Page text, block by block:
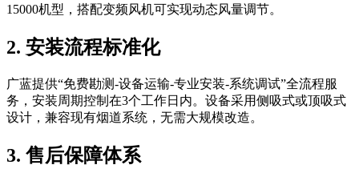
15000机型，搭配变频风机可实现动态风量调节。
2. 安装流程标准化
广蓝提供“免费勘测-设备运输-专业安装-系统调试”全流程服
务，安装周期控制在3个工作日内。设备采用侧吸式或顶吸式
设计，兼容现有烟道系统，无需大规模改造。
3. 售后保障体系